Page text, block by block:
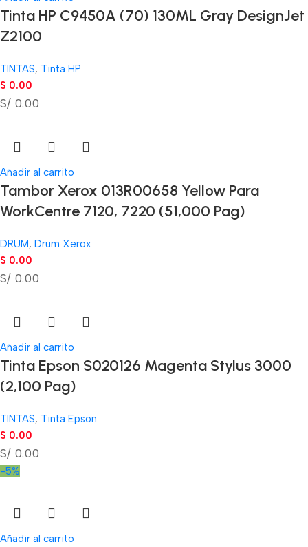
Tinta HP C9450A (70) 130ML Gray DesignJet
Z2100
TINTAS, Tinta HP
$ 0.00
S/ 0.00
Añadir al carrito
Tambor Xerox 013R00658 Yellow Para
WorkCentre 7120, 7220 (51,000 Pag)
DRUM, Drum Xerox
$ 0.00
S/ 0.00
Añadir al carrito
Tinta Epson S020126 Magenta Stylus 3000
(2,100 Pag)
TINTAS, Tinta Epson
$ 0.00
S/ 0.00
-5%
Añadir al carrito